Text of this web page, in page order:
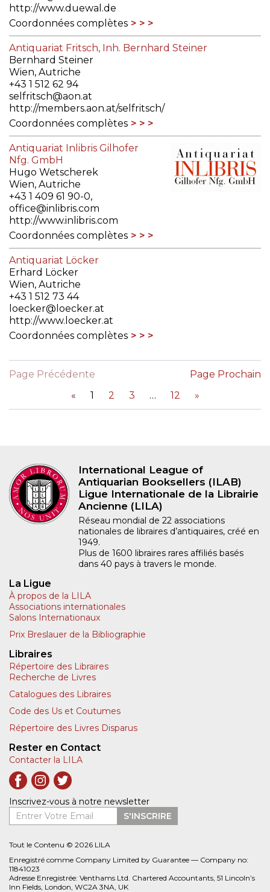
http://www.duewal.de
Coordonnées complètes
Antiquariat Fritsch, Inh. Bernhard Steiner
Bernhard Steiner
Wien, Autriche
+43 1 512 62 94
selfritsch@aon.at
http://members.aon.at/selfritsch/
Coordonnées complètes
Antiquariat Inlibris Gilhofer
Nfg. GmbH
Hugo Wetscherek
Wien, Autriche
+43 1 409 61 90-0,
office@inlibris.com
http://www.inlibris.com
Coordonnées complètes
Antiquariat Löcker
Erhard Löcker
Wien, Autriche
+43 1 512 73 44
loecker@loecker.at
http://www.loecker.at
Coordonnées complètes
Page Précédente
«
1 2 3 12 »
Page Prochain
International League of
Antiquarian Booksellers (ILAB)
Ligue Internationale de la Librairie
Ancienne (LILA)
Réseau mondial de 22 associations
nationales de libraires d’antiquaires, créé en
1949.
Plus de 1600 libraires rares affiliés basés
dans 40 pays à travers le monde.
La Ligue
À propos de la LILA
Associations internationales
Salons Internationaux
Prix Breslauer de la Bibliographie
Libraires
Répertoire des Libraires
Recherche de Livres
Catalogues des Libraires
Code des Us et Coutumes
Répertoire des Livres Disparus
Rester en Contact
Contacter la LILA
Inscrivez-vous à notre newsletter
Entrer Votre Email
S'INSCRIRE
Tout le Contenu © 2026 LILA
Enregistré comme Company Limited by Guarantee — Company no:
11841023
Adresse Enregistrée: Venthams Ltd. Chartered Accountants, 51 Lincoln’s
Inn Fields, London, WC2A 3NA, UK